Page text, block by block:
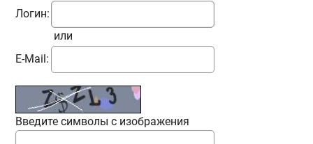
Логин:
или
E-Mail:
Введите символы с изображения